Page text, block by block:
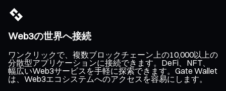
Web3の世界へ接続
ワンクリックで、複数ブロックチェーン上の10,000以上の
分散型アプリケーションに接続できます。DeFi、NFT、
幅広いWeb3サービスを手軽に探索できます。Gate Wallet
は、Web3エコシステムへのアクセスを容易にします。